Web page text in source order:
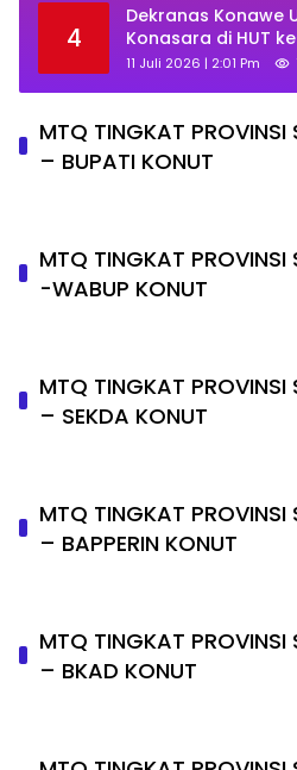
4
Dekranas Konawe
Konasara di HUT
Promosi UMKM
11 Juli 2026 | 2:01 Pm
MTQ TINGKAT PROVINSI
– BUPATI KONUT
MTQ TINGKAT PROVINSI
-WABUP KONUT
MTQ TINGKAT PROVINSI
– SEKDA KONUT
MTQ TINGKAT PROVINSI
– BAPPERIN KONUT
MTQ TINGKAT PROVINSI
– BKAD KONUT